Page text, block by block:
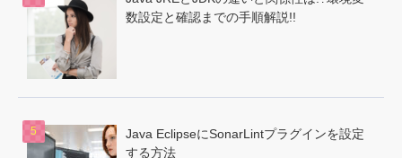
数設定と確認までの手順解説!!
Java EclipseにSonarLintプラグインを設定
する方法